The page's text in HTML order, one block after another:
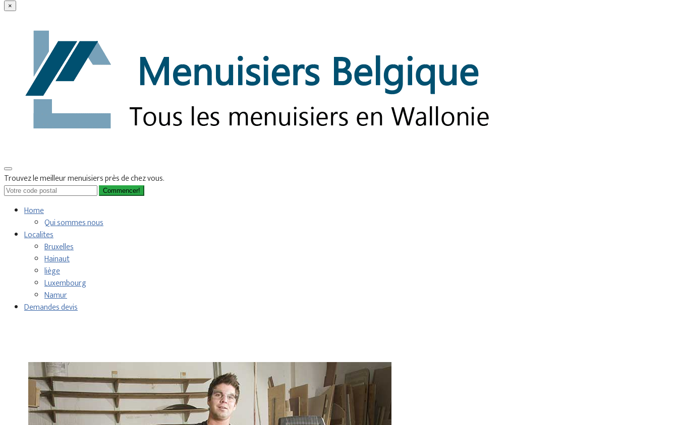
×
Trouvez le meilleur menuisiers près de chez vous.
Commencer!
Home
Qui sommes nous
Localites
Bruxelles
Hainaut
liège
Luxembourg
Namur
Demandes devis